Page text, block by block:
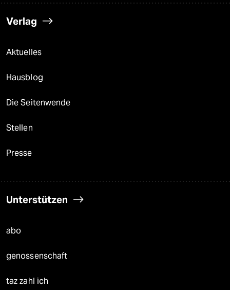
Verlag
Aktuelles
Hausblog
Die Seitenwende
Stellen
Presse
Unterstützen
abo
genossenschaft
taz zahl ich